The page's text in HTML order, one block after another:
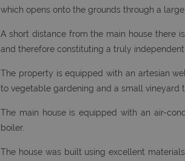
which opens onto the grounds through a
A short distance from the main house there
and therefore constituting a truly independent
The property is equipped with an artesian
to vegetable gardening and a small vineyard
The main house is equipped with an air-
boiler.
The house was built using excellent